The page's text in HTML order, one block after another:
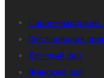
Парикмахерский
Окрашивание
Детский зал
Женский зал